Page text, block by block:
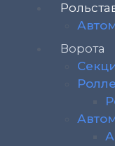
Ворота